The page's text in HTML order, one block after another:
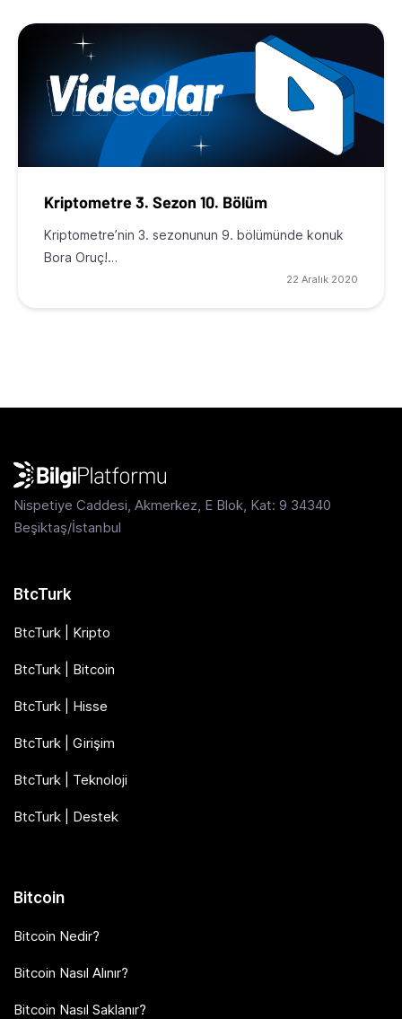
Kriptometre 3. Sezon 10. Bölüm
Kriptometre’nin 3. sezonunun 9. bölümünde konuk
Bora Oruç!…
22 Aralık 2020
Nispetiye Caddesi, Akmerkez, E Blok, Kat: 9 34340
Beşiktaş/İstanbul
BtcTurk
BtcTurk | Kripto
BtcTurk | Bitcoin
BtcTurk | Hisse
BtcTurk | Girişim
BtcTurk | Teknoloji
BtcTurk | Destek
Bitcoin
Bitcoin Nedir?
Bitcoin Nasıl Alınır?
Bitcoin Nasıl Saklanır?